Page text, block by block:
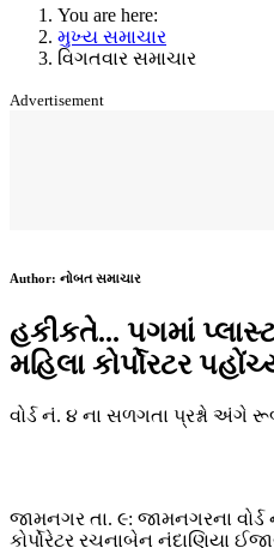
You are here:
મુખ્ય સમાચાર
વિગતવાર સમાચાર
Advertisement
Author: નોબત સમાચાર
હકીકતે... પગમાં
મહિલા કોર્પોરટર
વોર્ડ નં. ૪ ના સળગતા પ્રશ્નો
જામનગર તા. ૯: જામનગરના
કોર્પોરેટર રચનાબેન નંદાણિયા